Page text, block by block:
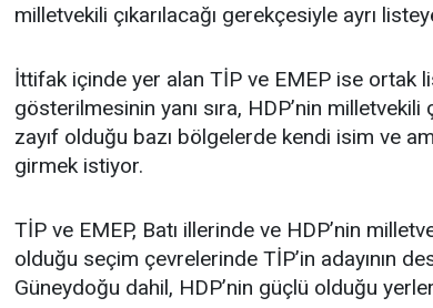
milletvekili çıkarılacağı gerekçesiyle ayrı
İttifak içinde yer alan TİP ve EMEP ise ortak
gösterilmesinin yanı sıra, HDP’nin milletvekili
zayıf olduğu bazı bölgelerde kendi isim ve
girmek istiyor.
TİP ve EMEP, Batı illerinde ve HDP’nin
olduğu seçim çevrelerinde TİP’in adayının
Güneydoğu dahil, HDP’nin güçlü olduğu